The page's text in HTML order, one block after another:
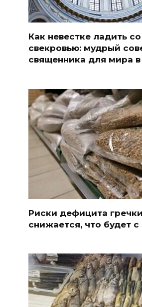
Как невестке ладить со
свекровью: мудрый
священника для мира
Риски дефицита
снижается, что будет